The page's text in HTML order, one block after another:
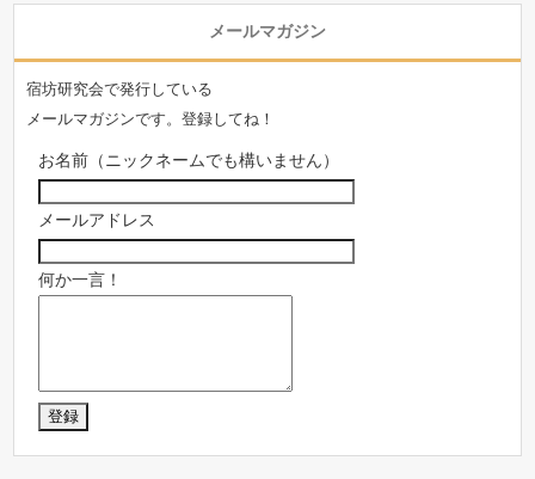
メールマガジン
宿坊研究会で発行している
メールマガジンです。登録してね！
お名前（ニックネームでも構いません）
メールアドレス
何か一言！